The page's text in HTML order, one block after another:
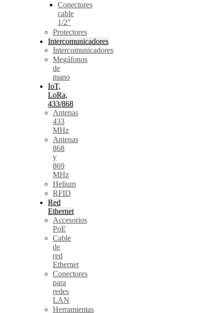
Conectores
cable
1/2"
Protectores
Intercomunicadores
Intercomunicadores
Megáfonos
de
mano
IoT,
LoRa,
433/868
Antenas
433
MHz
Antenas
868
y
869
MHz
Helium
RFID
Red
Ethernet
Accesorios
PoE
Cable
de
red
Ethernet
Conectores
para
redes
LAN
Herramientas